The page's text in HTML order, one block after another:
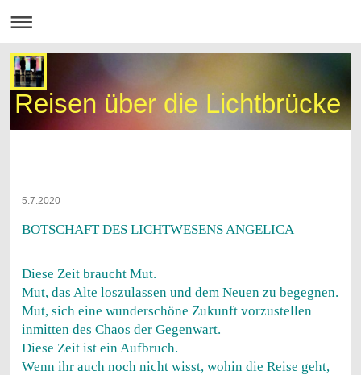
Reisen über die Lichtbrücke
5.7.2020
BOTSCHAFT DES LICHTWESENS ANGELICA
Diese Zeit braucht Mut.
Mut, das Alte loszulassen und dem Neuen zu begegnen.
Mut, sich eine wunderschöne Zukunft vorzustellen
inmitten des Chaos der Gegenwart.
Diese Zeit ist ein Aufbruch.
Wenn ihr auch noch nicht wisst, wohin die Reise geht,